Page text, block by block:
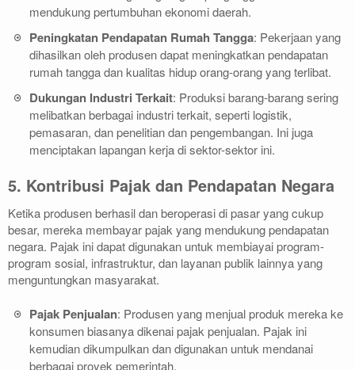
mendukung pertumbuhan ekonomi daerah.
Peningkatan Pendapatan Rumah Tangga: Pekerjaan yang
dihasilkan oleh produsen dapat meningkatkan pendapatan
rumah tangga dan kualitas hidup orang-orang yang terlibat.
Dukungan Industri Terkait: Produksi barang-barang sering
melibatkan berbagai industri terkait, seperti logistik,
pemasaran, dan penelitian dan pengembangan. Ini juga
menciptakan lapangan kerja di sektor-sektor ini.
5. Kontribusi Pajak dan Pendapatan Negara
Ketika produsen berhasil dan beroperasi di pasar yang cukup
besar, mereka membayar pajak yang mendukung pendapatan
negara. Pajak ini dapat digunakan untuk membiayai program-
program sosial, infrastruktur, dan layanan publik lainnya yang
menguntungkan masyarakat.
Pajak Penjualan: Produsen yang menjual produk mereka ke
konsumen biasanya dikenai pajak penjualan. Pajak ini
kemudian dikumpulkan dan digunakan untuk mendanai
berbagai proyek pemerintah.